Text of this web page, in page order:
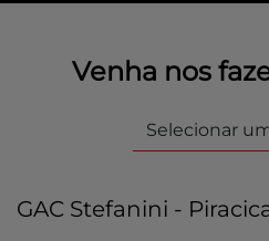
Venha nos
Selecionar
GAC Stefanini -